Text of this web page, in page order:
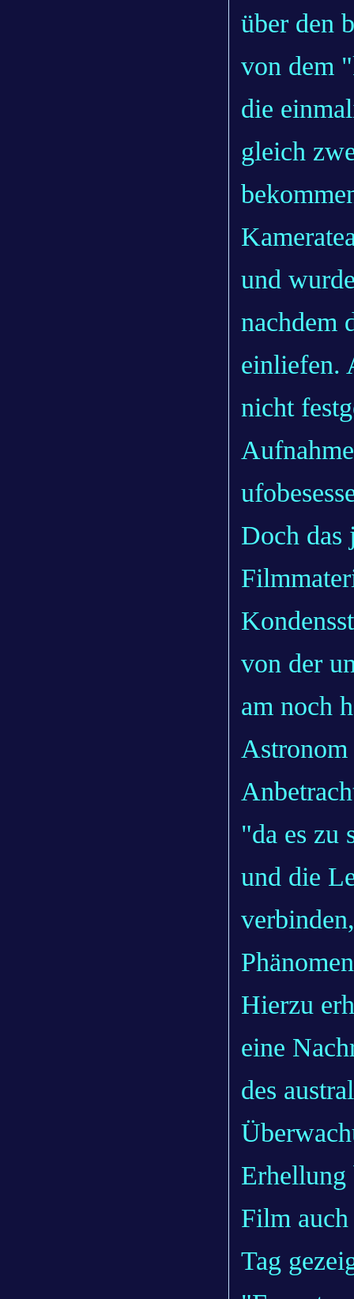
über den
von dem
die
gleich
und
nachdem
einliefen.
nicht
Doch das
von der
am noch
"da es zu
und die
Hierzu
eine
des
Erhellung
Film
Tag